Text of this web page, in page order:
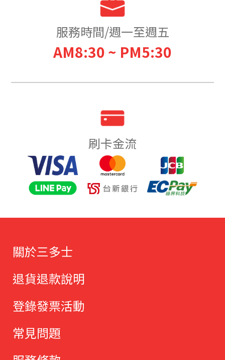
服務時間/週一至週五
AM8:30 ~ PM5:30
刷卡金流
關於三多士
退貨退款說明
登錄發票活動
常見問題